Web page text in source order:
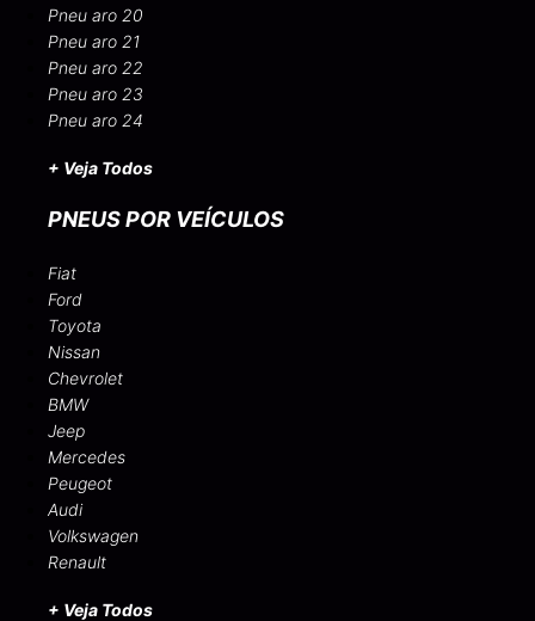
Pneu aro 20
Pneu aro 21
Pneu aro 22
Pneu aro 23
Pneu aro 24
+ Veja Todos
PNEUS POR VEÍCULOS
Fiat
Ford
Toyota
Nissan
Chevrolet
BMW
Jeep
Mercedes
Peugeot
Audi
Volkswagen
Renault
+ Veja Todos